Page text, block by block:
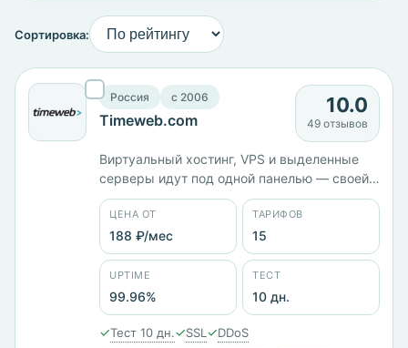
Сортировка:
Россия c 2006
Timeweb.com
10.0
49 отзывов
Виртуальный хостинг, VPS и выделенные
серверы идут под одной панелью — своей
или ISPmanager. Компания работает с 2006
года, юрлицо российское, ООО «ТаймВэб».
В каталоге 15 тарифов, стартовый Cloud 15
стоит 188 ₽/мес. Площадки в России,
Казахстане, Нидерландах, Германии и
Польше, заявленный uptime 99,96%.
Тестовый период — 10 дней.
ЦЕНА ОТ
188 ₽/мес
ТАРИФОВ
15
UPTIME
99.96%
ТЕСТ
10 дн.
✓Тест 10 дн.✓SSL ✓DDoS